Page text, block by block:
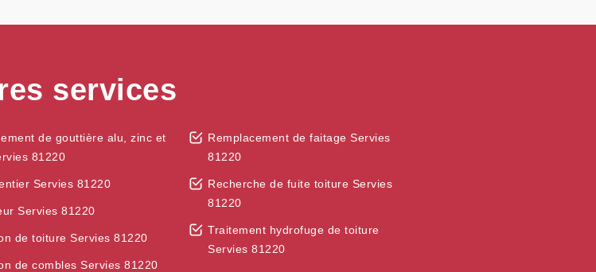
services
de gouttière alu, zinc et
81220
Servies 81220
Servies 81220
de toiture Servies 81220
de combles Servies 81220
Remplacement de faitage Servies
81220
Recherche de fuite toiture Servies
81220
Traitement hydrofuge de toiture
Servies 81220